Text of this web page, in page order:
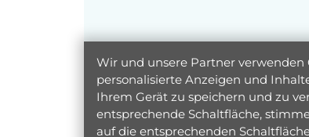
Wir und unsere Partner verwenden
personalisierte Anzeigen und
Ihrem Gerät zu speichern und zu
entsprechende Schaltfläche,
auf die entsprechenden